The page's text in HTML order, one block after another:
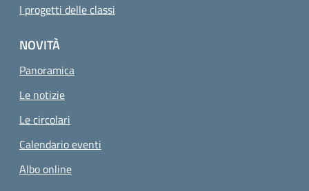
I progetti delle classi
NOVITÀ
Panoramica
Le notizie
Le circolari
Calendario eventi
Albo online